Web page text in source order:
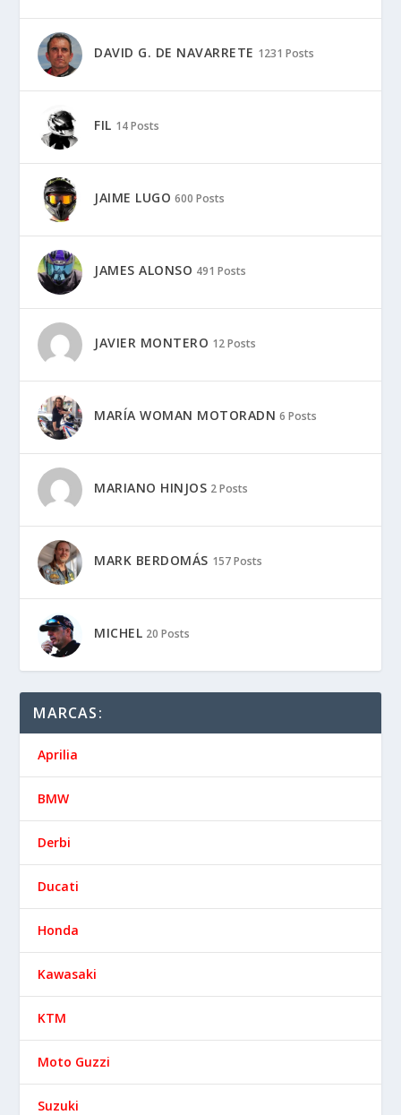
DAVID G. DE NAVARRETE 1231 Posts
FIL 14 Posts
JAIME LUGO 600 Posts
JAMES ALONSO 491 Posts
JAVIER MONTERO 12 Posts
MARÍA WOMAN MOTORADN 6 Posts
MARIANO HINJOS 2 Posts
MARK BERDOMÁS 157 Posts
MICHEL 20 Posts
MARCAS:
Aprilia
BMW
Derbi
Ducati
Honda
Kawasaki
KTM
Moto Guzzi
Suzuki